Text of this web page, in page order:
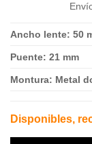
Ancho lente: 50
Puente: 21 mm
Montura: Metal
Disponibles,